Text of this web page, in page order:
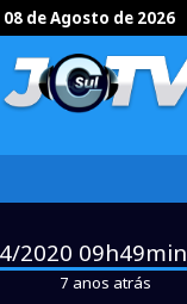
de Agosto de 2026
2020 09h49min
7 anos atrás